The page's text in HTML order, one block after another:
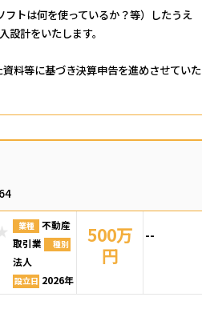
トは何を使っているか？等）したうえ
計をいたします。
料等に基づき決算申告を進めさせていた
業種
不動産
取引業
種別
法人
設立日 2026年
500万
円
--